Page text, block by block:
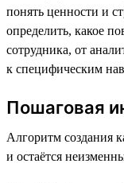
понять ценности и
определить, какое
сотрудника, от
к специфическим
Пошаговая
Алгоритм создания
и остаётся